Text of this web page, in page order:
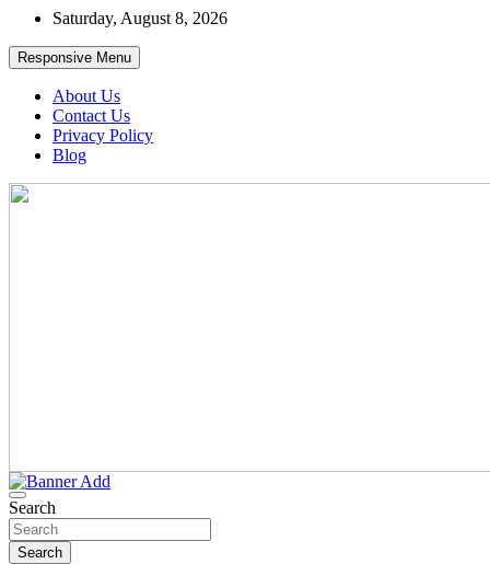
Skip
content
Saturday, August 8, 2026
Responsive Menu
About Us
Contact Us
Privacy Policy
Blog
Search
Search